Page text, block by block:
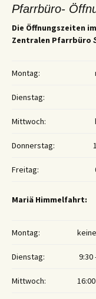
Pfarrbüro-
Die Öffnungszeiten im
Zentralen Pfarrbüro
Montag:
Dienstag:
Mittwoch:
Donnerstag:
Freitag:
Mariä Himmelfahrt:
Montag:
Dienstag: 9:30
Mittwoch: